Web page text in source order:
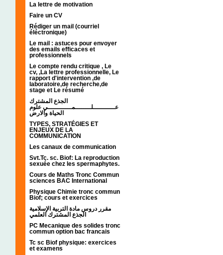
La lettre de motivation
Faire un CV
Rédiger un mail (courriel
éléctronique)
Le mail : astuces pour envoyer
des emails efficaces et
professionnels
Le compte rendu critique , Le
cv, ,La lettre professionnelle, Le
rapport d'intervention ,de
laboratoire,de recherche,de
stage et Le résumé
الجذع المشترك
عـــــــــــلــــــــمــــــــــــي علوم
الحياة والارض
TYPES, STRATÉGIES ET
ENJEUX DE LA
COMMUNICATION
Les canaux de communication
Svt.Tc. sc. Biof: La reproduction
sexuée chez les spermaphytes.
Cours de Maths Tronc Commun
sciences BAC International
Physique Chimie tronc commun
Biof; cours et exercices
مقرر دروس مادة التربية الإسلامية
الجذع المشترك العلمي
PC Mecanique des solides tronc
commun option bac francais
Tc sc Biof physique: exercices
et examens